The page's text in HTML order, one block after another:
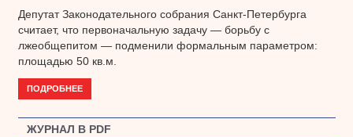
Депутат Законодательного собрания Санкт-Петербурга
считает, что первоначальную задачу — борьбу с
лжеобщепитом — подменили формальным параметром:
площадью 50 кв.м.
ПОДРОБНЕЕ
ЖУРНАЛ В PDF